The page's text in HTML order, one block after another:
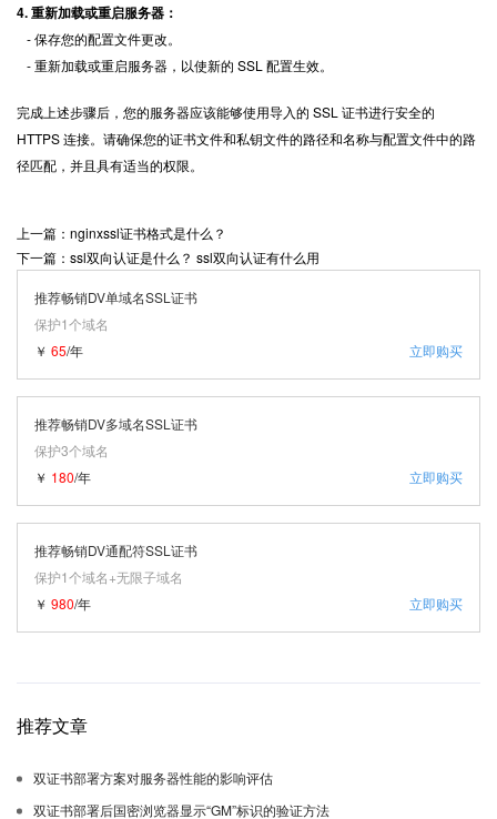
4. 重新加载或重启服务器：
- 保存您的配置文件更改。
- 重新加载或重启服务器，以使新的 SSL 配置生效。
完成上述步骤后，您的服务器应该能够使用导入的 SSL 证书进行安全的
HTTPS 连接。请确保您的证书文件和私钥文件的路径和名称与配置文件中的路
径匹配，并且具有适当的权限。
上一篇：nginxssl证书格式是什么？
下一篇：ssl双向认证是什么？ ssl双向认证有什么用
推荐畅销DV单域名SSL证书
保护1个域名
立即购买
￥ 65/年
推荐畅销DV多域名SSL证书
保护3个域名
立即购买
￥ 180/年
推荐畅销DV通配符SSL证书
保护1个域名+无限子域名
立即购买
￥ 980/年
推荐文章
双证书部署方案对服务器性能的影响评估
双证书部署后国密浏览器显示“GM”标识的验证方法